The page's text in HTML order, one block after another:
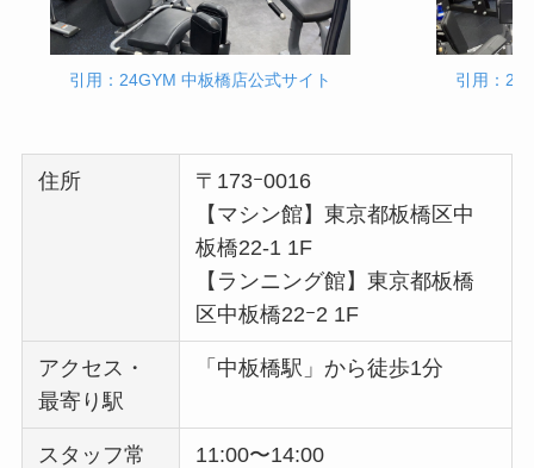
引用：24GYM 中板橋店公式サイト 引用：
住所
〒173ｰ0016
【マシン館】東京都板橋区中
板橋22-1 1F
【ランニング館】東京都板橋
区中板橋22ｰ2 1F
アクセス・
最寄り駅
「中板橋駅」から徒歩1分
スタッフ常
11:00〜14:00